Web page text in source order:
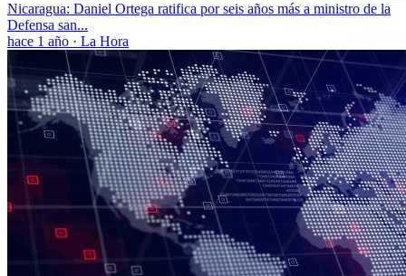
Nicaragua: Daniel Ortega ratifica por seis años más a ministro de la
Defensa san...
hace 1 año · La Hora